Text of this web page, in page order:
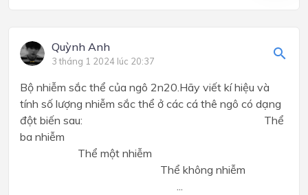
Quỳnh Anh
3 tháng 1 2024 lúc 20:37
Bộ nhiễm sắc thể của ngô 2n20.Hãy viết kí hiệu và
tính số lượng nhiễm sắc thể ở các cá thê ngô có dạng
đột biến sau: Thể
ba nhiễm
Thể một nhiễm
Thể không nhiễm
...